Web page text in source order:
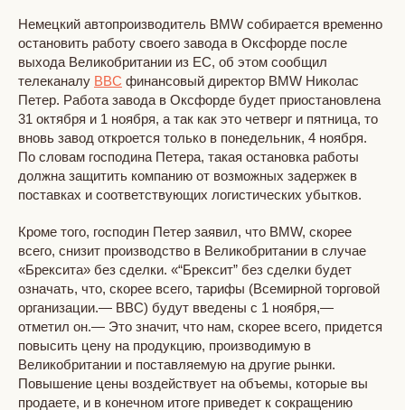
Немецкий автопроизводитель BMW собирается временно
остановить работу своего завода в Оксфорде после
выхода Великобритании из ЕС, об этом сообщил
телеканалу BBC финансовый директор BMW Николас
Петер. Работа завода в Оксфорде будет приостановлена
31 октября и 1 ноября, а так как это четверг и пятница, то
вновь завод откроется только в понедельник, 4 ноября.
По словам господина Петера, такая остановка работы
должна защитить компанию от возможных задержек в
поставках и соответствующих логистических убытков.
Кроме того, господин Петер заявил, что BMW, скорее
всего, снизит производство в Великобритании в случае
«Брексита» без сделки. «“Брексит” без сделки будет
означать, что, скорее всего, тарифы (Всемирной торговой
организации.— BBC) будут введены с 1 ноября,—
отметил он.— Это значит, что нам, скорее всего, придется
повысить цену на продукцию, производимую в
Великобритании и поставляемую на другие рынки.
Повышение цены воздействует на объемы, которые вы
продаете, и в конечном итоге приведет к сокращению